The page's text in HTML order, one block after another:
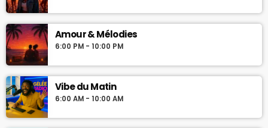
Amour & Mélodies
6:00 PM - 10:00 PM
Vibe du Matin
6:00 AM - 10:00 AM